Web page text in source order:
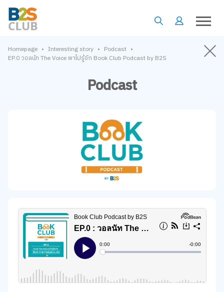
Homepage • Interesting story • Podcast •
EP.0 วอลนัท The Voice พาไปรู้จัก Book Club Podcast by B2S
Podcast